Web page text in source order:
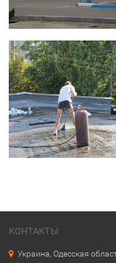
КОНТАКТЫ
Украина, Одесская